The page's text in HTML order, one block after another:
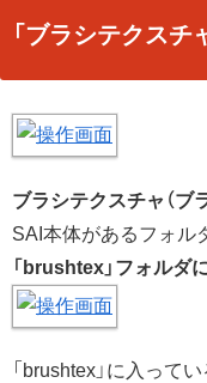
「ブラシテクスチ
ブラシテクスチャ（ブ
SAI本体があるフォル
「brushtex」フォルダ
「brushtex」に入って